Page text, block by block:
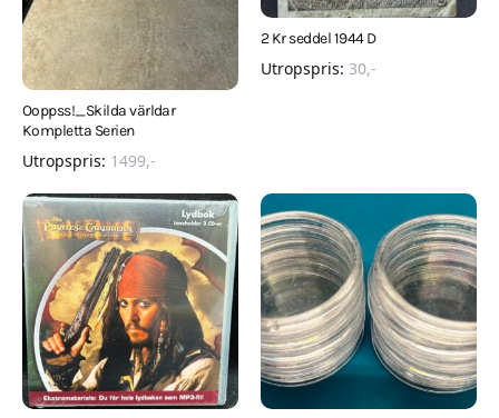
Ooppss!_Skilda världar
Kompletta Serien
Utropspris: 1499,-
2 Kr seddel 1944 D
Utropspris: 30,-